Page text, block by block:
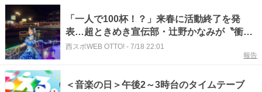
「一人で100杯！？」来春に活動終了を発
表…超ときめき宣伝部・辻野かなみが〝衝撃
写真〟公開「あの華奢な体のどこに…」「大
西スポWEB OTTO! - 7/18 22:01
報告
＜音楽の日＞午後2～3時台のタイムテーブ